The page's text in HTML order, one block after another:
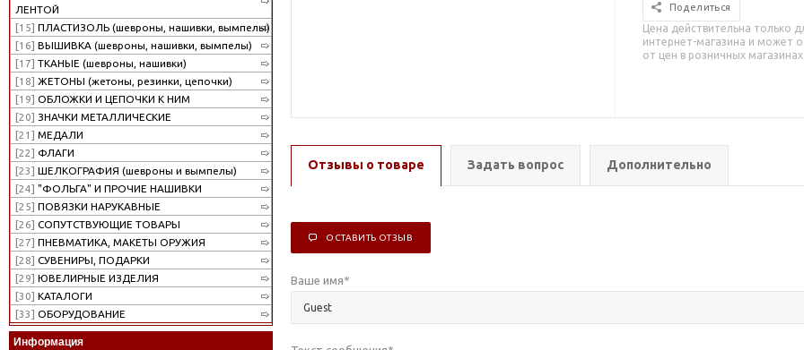
ЛЕНТОЙ
[15] ПЛАСТИЗОЛЬ (шевроны, нашивки, вымпелы)
[16] ВЫШИВКА (шевроны, нашивки, вымпелы)
[17] ТКАНЫЕ (шевроны, нашивки)
[18] ЖЕТОНЫ (жетоны, резинки, цепочки)
[19] ОБЛОЖКИ И ЦЕПОЧКИ К НИМ
[20] ЗНАЧКИ МЕТАЛЛИЧЕСКИЕ
[21] МЕДАЛИ
[22] ФЛАГИ
[23] ШЕЛКОГРАФИЯ (шевроны и вымпелы)
[24] "ФОЛЬГА" И ПРОЧИЕ НАШИВКИ
[25] ПОВЯЗКИ НАРУКАВНЫЕ
[26] СОПУТСТВУЮЩИЕ ТОВАРЫ
[27] ПНЕВМАТИКА, МАКЕТЫ ОРУЖИЯ
[28] СУВЕНИРЫ, ПОДАРКИ
[29] ЮВЕЛИРНЫЕ ИЗДЕЛИЯ
[30] КАТАЛОГИ
[33] ОБОРУДОВАНИЕ
Информация
Поделиться
Цена действительна только
интернет-магазина и может
от цен в розничных магазинах
Отзывы о товаре Задать вопрос Дополнительно
ОСТАВИТЬ ОТЗЫВ
Ваше имя*